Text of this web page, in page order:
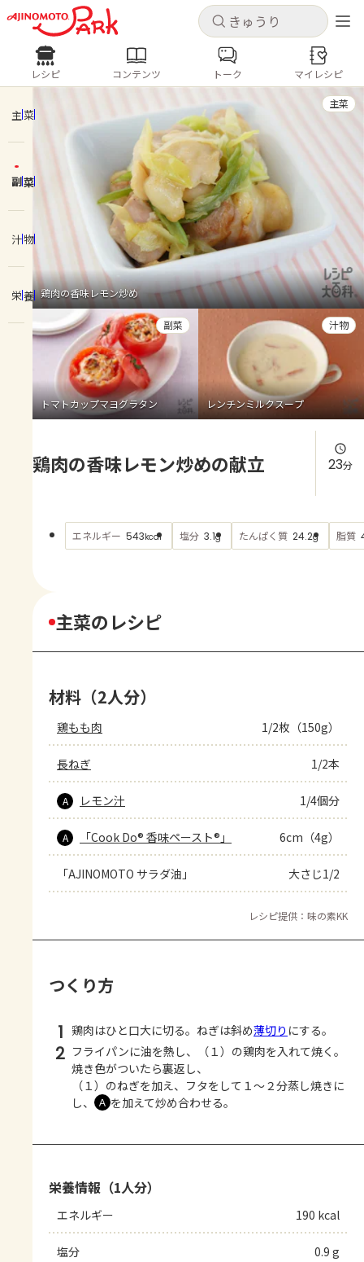
キャンセル
ログインするとレシピを保存できます
ログイン 新規登録
ホーム
コンテンツ
レシピ
トーク
よくあるお問い合わせ
お買い物
AJINOMOTO PARK とは
キャンセル
レシピ コンテンツ
人気の食材・レシピ
きゅうり なす トマト
とうもろこし
ピーマン
みょうが ゴーヤ
レシピ コンテンツ トーク マイレシピ
主菜
副菜
汁物
栄養 鶏肉の香味レモン炒め
主菜
トマトカップマヨグラタン
副菜
レンチンミルクスープ
汁物
鶏肉の香味レモン炒めの献立 23分
エネルギー 543kcal 塩分 3.1g たんぱく質 24.2g 脂質
主菜のレシピ
材料（2人分）
鶏もも肉 1/2枚（150g）
長ねぎ 1/2本
A レモン汁 1/4個分
A 「Cook Do® 香味ペースト®」 6cm（4g）
「AJINOMOTO サラダ油」 大さじ1/2
レシピ提供：味の素KK
つくり方
1 鶏肉はひと口大に切る。ねぎは斜め薄切り にする。
2 フライパンに油を熱し、（１）の鶏肉を入れて焼く。
焼き色がついたら裏返し、
（１）のねぎを加え、フタをして１～２分蒸し焼きに
し、
Ａ を加えて炒め合わせる。
栄養情報（1人分）
エネルギー 190 kcal
塩分 0.9 g